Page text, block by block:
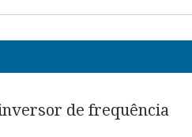
de frequência